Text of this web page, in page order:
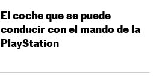
El coche que se puede
conducir con el mando de la
PlayStation